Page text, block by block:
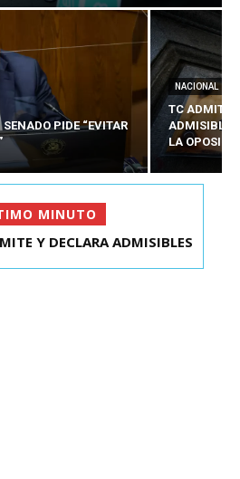
PIDE “EVITAR
NACIONAL
TC ADMITE
ADMISIBLES
LA
MINUTO
SALIÓ DE CAPITÁN YÁBER